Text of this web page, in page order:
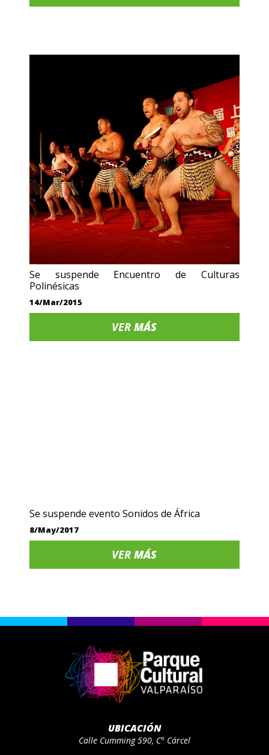
Se suspende Encuentro de Culturas
Polinésicas
14/Mar/2015
VERMÁS
Se suspende evento Sonidos de África
8/May/2017
VERMÁS
UBICACIÓN
Calle Cumming 590, C° Cárcel